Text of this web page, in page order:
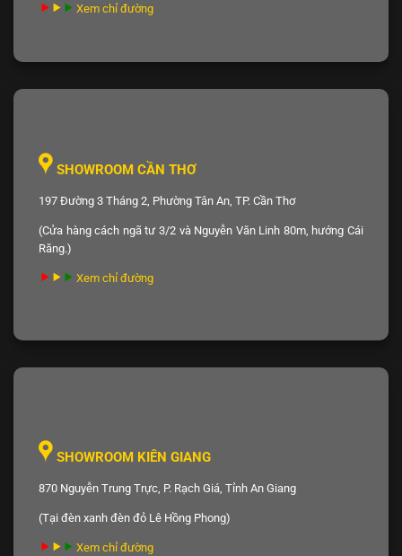
Xem chỉ đường
SHOWROOM CẦN THƠ
197 Đường 3 Tháng 2, Phường Tân An, TP. Cần Thơ
(Cửa hàng cách ngã tư 3/2 và Nguyễn Văn Linh 80m, hướng Cái
Răng.)
Xem chỉ đường
SHOWROOM KIÊN GIANG
870 Nguyễn Trung Trực, P. Rạch Giá, Tỉnh An Giang
(Tại đèn xanh đèn đỏ Lê Hồng Phong)
Xem chỉ đường